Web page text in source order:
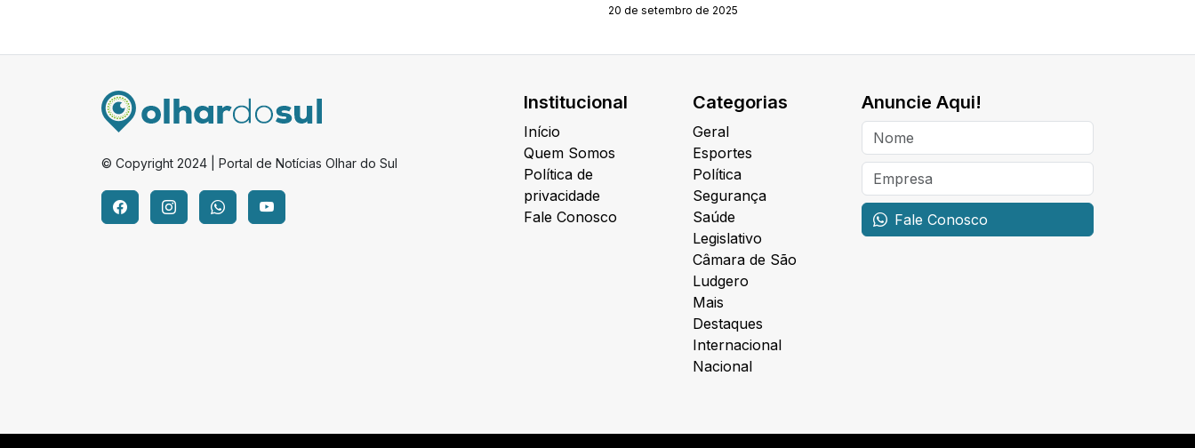
20 de setembro de 2025
© Copyright 2024 | Portal de Notícias Olhar do Sul
Institucional
Início
Quem Somos
Política de
privacidade
Fale Conosco
Categorias
Geral
Esportes
Política
Segurança
Saúde
Legislativo
Câmara de São
Ludgero
Mais
Destaques
Internacional
Nacional
Anuncie Aqui!
Fale Conosco